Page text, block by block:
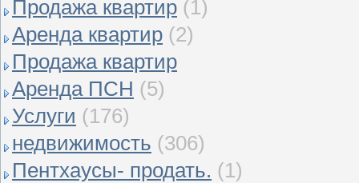
Продажа квартир (1)
Аренда квартир (2)
Продажа квартир
Аренда ПСН (5)
Услуги (176)
недвижимость (306)
Пентхаусы- продать. (1)